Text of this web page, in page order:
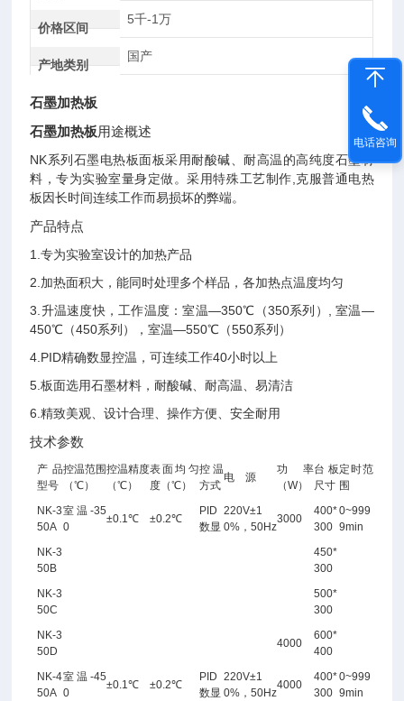
价格区间
5千-1万
产地类别
国产
石墨加热板
石墨加热板用途概述
NK系列石墨电热板面板采用耐酸碱、耐高温的高纯度石墨材
料，专为实验室量身定做。采用特殊工艺制作,克服普通电热
板因长时间连续工作而易损坏的弊端。
产品特点
1.专为实验室设计的加热产品
2. 加热面积大，能同时处理多个样品，各加热点温度均匀
3. 升温速度快，工作温度：室温—350℃（350系列）, 室温—
450℃（450系列）
，室温—550℃（550系列）
4. PID精确数显控温，可连续工作40小时以上
5.板面选用石墨材料，耐酸碱、耐高温、易清洁
6.精致美观、设计合理、操作方便、安全耐用
技术参数
产品
型号
控温范围
（℃）
控温精度
（℃）
表面均匀
度（℃）
控温
方式
电 源
功 率
（W）
台板
尺寸
定时范
围
NK-3
50A
室温-35
0
±0.1℃ ±0.2℃
PID
数显
220V±1
0%，50Hz
3000
400*
300
0~999
9min
NK-3
50B
450*
300
NK-3
50C
500*
300
NK-3
50D
4000
600*
400
NK-4
50A
室温-45
0
±0.1℃ ±0.2℃
PID
数显
220V±1
0%，50Hz
4000
400*
300
0~999
9min
电话咨询